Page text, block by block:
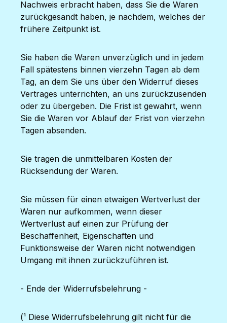
Nachweis erbracht haben, dass Sie die Waren
zurückgesandt haben, je nachdem, welches der
frühere Zeitpunkt ist.
Sie haben die Waren unverzüglich und in jedem
Fall spätestens binnen vierzehn Tagen ab dem
Tag, an dem Sie uns über den Widerruf dieses
Vertrages unterrichten, an uns zurückzusenden
oder zu übergeben. Die Frist ist gewahrt, wenn
Sie die Waren vor Ablauf der Frist von vierzehn
Tagen absenden.
Sie tragen die unmittelbaren Kosten der
Rücksendung der Waren.
Sie müssen für einen etwaigen Wertverlust der
Waren nur aufkommen, wenn dieser
Wertverlust auf einen zur Prüfung der
Beschaffenheit, Eigenschaften und
Funktionsweise der Waren nicht notwendigen
Umgang mit ihnen zurückzuführen ist.
- Ende der Widerrufsbelehrung -
(¹ Diese Widerrufsbelehrung gilt nicht für die